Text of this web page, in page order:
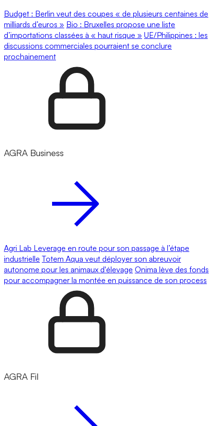
Budget : Berlin veut des coupes « de plusieurs centaines de
milliards d’euros » Bio : Bruxelles propose une liste
d’importations classées à « haut risque » UE/Philippines : les
discussions commerciales pourraient se conclure
prochainement
AGRA Business
Agri Lab Leverage en route pour son passage à l’étape
industrielle Totem Aqua veut déployer son abreuvoir
autonome pour les animaux d'élevage Onima lève des fonds
pour accompagner la montée en puissance de son process
AGRA Fil